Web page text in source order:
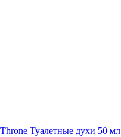
Туалетные духи 50 мл